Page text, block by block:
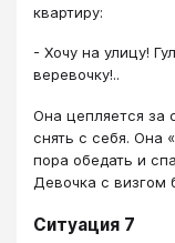
квартиру:
- Хочу на улицу!
веревочку!..
Она цепляется за
снять с себя. Она
пора обедать и
Девочка с визгом
Ситуация 7